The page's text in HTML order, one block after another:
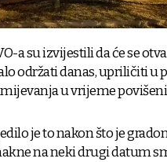
a su izvijestili da će se
održati danas, upriličiti u
u vrijeme
je to nakon što je
na neki drugi datum